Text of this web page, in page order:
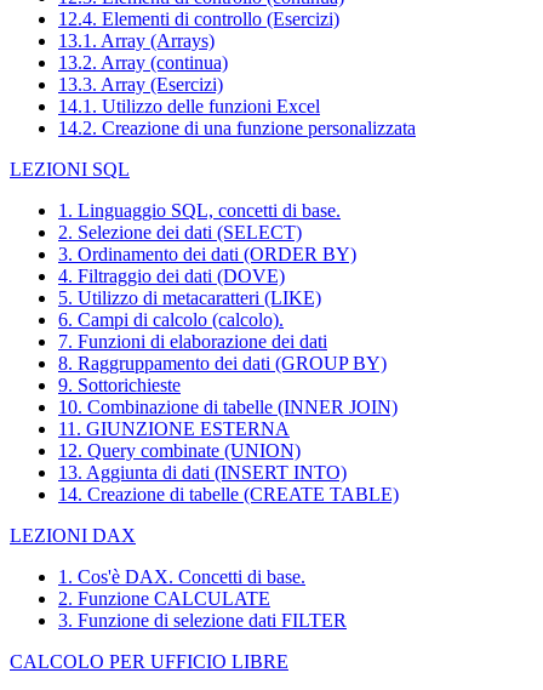
12.4. Elementi di controllo (Esercizi)
13.1. Array (Arrays)
13.2. Array (continua)
13.3. Array (Esercizi)
14.1. Utilizzo delle funzioni Excel
14.2. Creazione di una funzione personalizzata
LEZIONI SQL
1. Linguaggio SQL, concetti di base.
2. Selezione dei dati (SELECT)
3. Ordinamento dei dati (ORDER BY)
4. Filtraggio dei dati (DOVE)
5. Utilizzo di metacaratteri (LIKE)
6. Campi di calcolo (calcolo).
7. Funzioni di elaborazione dei dati
8. Raggruppamento dei dati (GROUP BY)
9. Sottorichieste
10. Combinazione di tabelle (INNER JOIN)
11. GIUNZIONE ESTERNA
12. Query combinate (UNION)
13. Aggiunta di dati (INSERT INTO)
14. Creazione di tabelle (CREATE TABLE)
LEZIONI DAX
1. Cos'è DAX. Concetti di base.
2. Funzione CALCULATE
3. Funzione di selezione dati FILTER
CALCOLO PER UFFICIO LIBRE